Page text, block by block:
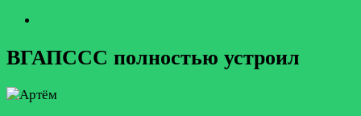
ВГАПССС полностью устроил